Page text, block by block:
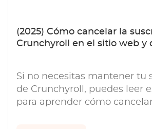
(2025) Cómo cancelar la
Crunchyroll en el sitio web y
Si no necesitas mantener tu
de Crunchyroll, puedes leer
para aprender cómo